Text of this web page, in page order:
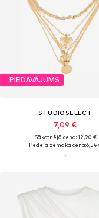
PIEDĀVĀJUMS
STUDIOSELECT
7,09 €
Sākotnējā cena: 12,90 €
Pēdējā zemākā cena:6,54